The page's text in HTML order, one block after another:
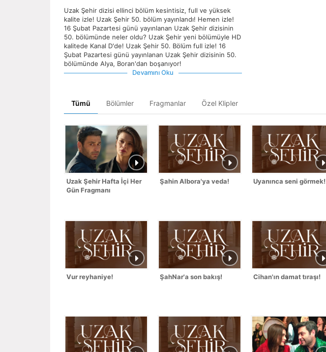
Uzak Şehir dizisi ellinci bölüm kesintisiz, full ve yüksek
kalite izle! Uzak Şehir 50. bölüm yayınlandı! Hemen izle!
16 Şubat Pazartesi günü yayınlanan Uzak Şehir dizisinin
50. bölümünde neler oldu? Uzak Şehir yeni bölümüyle HD
kalitede Kanal D'de! Uzak Şehir 50. Bölüm full izle! 16
Şubat Pazartesi günü yayınlanan Uzak Şehir dizisinin 50.
bölümünde Alya, Boran'dan boşanıyor!
Devamını Oku
Tümü Bölümler Fragmanlar Özel Klipler
Uzak Şehir Hafta İçi Her
Gün Fragmanı
Şahin Albora'ya veda! Uyanınca seni görmek!
Vur reyhaniye! ŞahNar'a son bakış! Cihan'ın damat tıraşı!